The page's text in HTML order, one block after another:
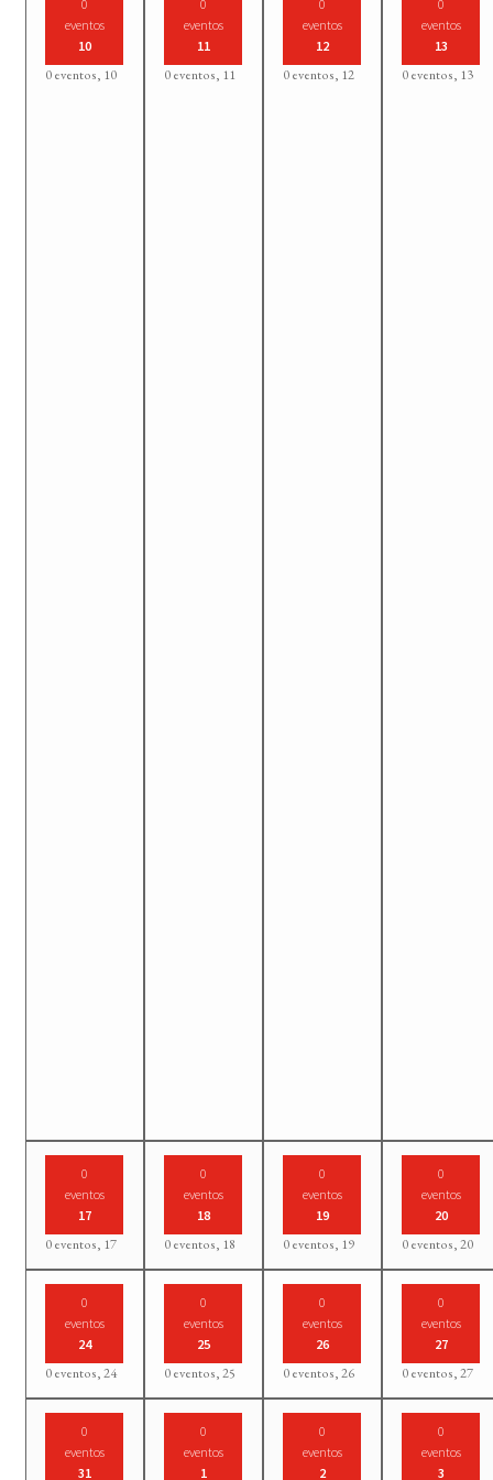
0
eventos
10
0 eventos, 10
0
eventos
11
0 eventos, 11
0
eventos
12
0 eventos, 12
0
eventos
13
0 eventos, 13
0
eventos
17
0 eventos, 17
0
eventos
18
0 eventos, 18
0
eventos
19
0 eventos, 19
0
eventos
20
0 eventos,20
0
eventos
24
0 eventos,24
0
eventos
25
0 eventos,25
0
eventos
26
0 eventos,26
0
eventos
27
0 eventos,27
0
eventos
31
0
eventos
1
0
eventos
2
0
eventos
3